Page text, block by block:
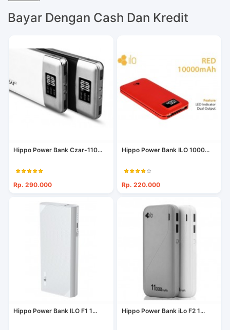
Bayar Dengan Cash Dan Kredit
Hippo Power Bank Czar-110...
Rp. 290.000
Hippo Power Bank ILO 1000...
Rp. 220.000
Hippo Power Bank ILO F1 1... Hippo Power Bank iLo F2 1...